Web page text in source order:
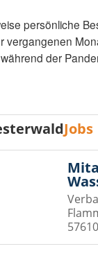
persönliche
vergangenen
der
Jobs